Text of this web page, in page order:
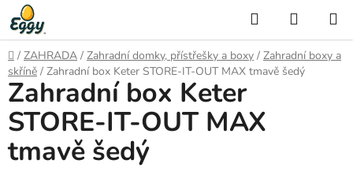
Přejít
na
obsah
Hledat
KOŠÍK
Domů
/ ZAHRADA / Zahradní domky, přístřešky a boxy / Zahradní boxy a
skříně / Zahradní box Keter STORE-IT-OUT MAX tmavě šedý
Zahradní box Keter
STORE-IT-OUT MAX
tmavě šedý